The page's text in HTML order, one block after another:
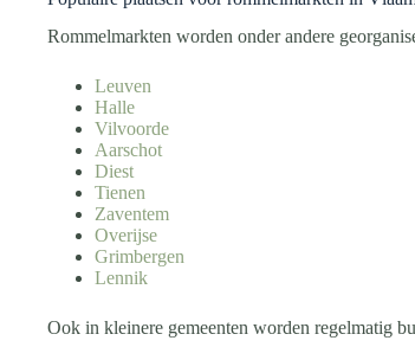
Rommelmarkten worden onder andere
Leuven
Halle
Vilvoorde
Aarschot
Diest
Tienen
Zaventem
Overijse
Grimbergen
Lennik
Ook in kleinere gemeenten worden regelmatig